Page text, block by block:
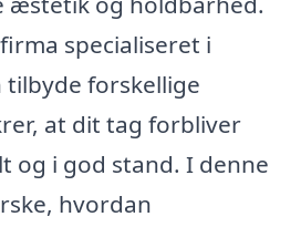
specialiseret i
forskellige
at dit tag forbliver
og i god stand. I denne
hvordan